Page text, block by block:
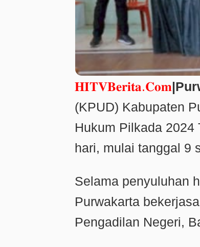
𝐇𝐈𝐓𝐕𝐁𝐞𝐫𝐢𝐭𝐚.𝐂𝐨𝐦
(KPUD) Kabupaten
Hukum Pilkada 2024
hari, mulai tanggal 9
Selama penyuluhan
Purwakarta
Pengadilan Negeri,